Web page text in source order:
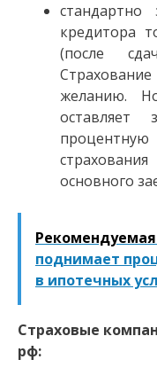
кредитора
(после
желанию.
основного
Рекомендуемая
поднимает
в ипотечных
Страховые
рф: